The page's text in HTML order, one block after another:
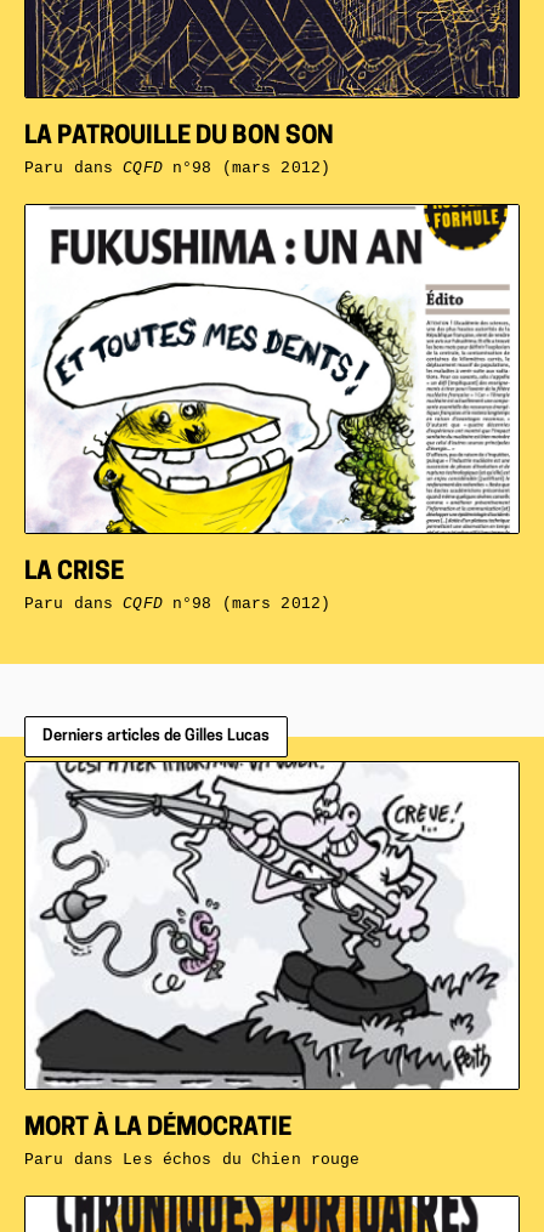
LA CRISE
Paru dansCQFDn°98 (mars 2012)
LA PATROUILLE DU BON SON
Paru dansCQFDn°98 (mars 2012)
Derniers articles de Gilles Lucas
MORT À LA DÉMOCRATIE
Paru dans Les échos du Chien rouge